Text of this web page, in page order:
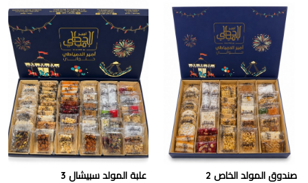
صندوق المولد الخاص 2 علبة المولد سبيشال 3